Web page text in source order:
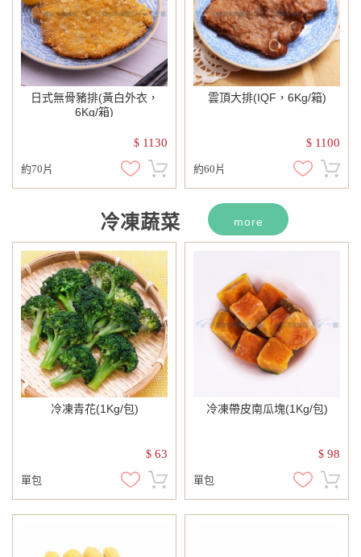
日式無骨豬排(黃白外衣，
6Kg/箱)
$ 1130
約70片
雲頂大排(IQF，6Kg/箱)
$ 1100
約60片
冷凍蔬菜 more
冷凍青花(1Kg/包)
$ 63
單包
冷凍帶皮南瓜塊(1Kg/包)
$ 98
單包